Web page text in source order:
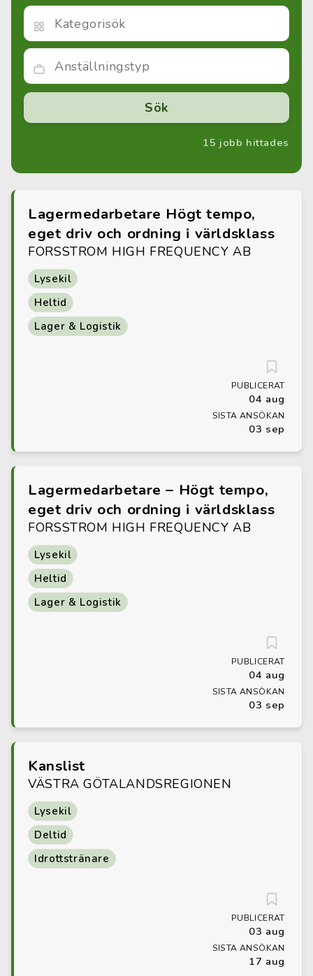
15 jobb hittades
Lagermedarbetare Högt tempo,
eget driv och ordning i världsklass
FORSSTROM HIGH FREQUENCY AB
Lysekil
Heltid
Lager & Logistik
PUBLICERAT
04 aug
SISTA ANSÖKAN
03 sep
Lagermedarbetare – Högt tempo,
eget driv och ordning i världsklass
FORSSTROM HIGH FREQUENCY AB
Lysekil
Heltid
Lager & Logistik
PUBLICERAT
04 aug
SISTA ANSÖKAN
03 sep
Kanslist
VÄSTRA GÖTALANDSREGIONEN
Lysekil
Deltid
Idrottstränare
PUBLICERAT
03 aug
SISTA ANSÖKAN
17 aug